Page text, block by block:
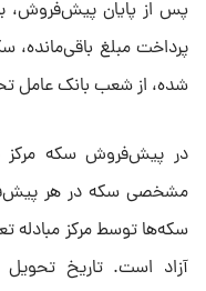
پس از پایان پیش‌فروش،
پرداخت مبلغ
شده، از شعب بانک عامل
در پیش‌فروش سکه مرکز
مشخصی سکه در هر
سکه‌ها توسط مرکز مبادله
آزاد است. تاریخ